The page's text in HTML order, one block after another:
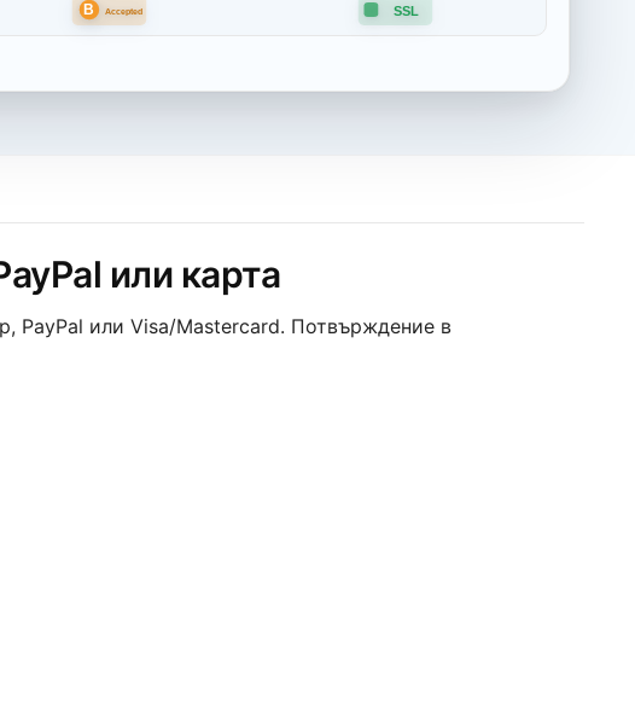
B Accepted SSL
или карта
PayPal или Visa/Mastercard. Потвърждение в